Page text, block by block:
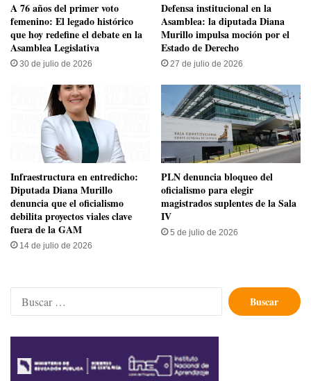
​A 76 años del primer voto
femenino: El legado histórico
que hoy redefine el debate en la
Asamblea Legislativa
30 de julio de 2026
​Defensa institucional en la
Asamblea: la diputada Diana
Murillo impulsa moción por el
Estado de Derecho
27 de julio de 2026
Infraestructura en entredicho:
Diputada Diana Murillo
denuncia que el oficialismo
debilita proyectos viales clave
fuera de la GAM
14 de julio de 2026
PLN denuncia bloqueo del
oficialismo para elegir
magistrados suplentes de la Sala
IV
5 de julio de 2026
Buscar: